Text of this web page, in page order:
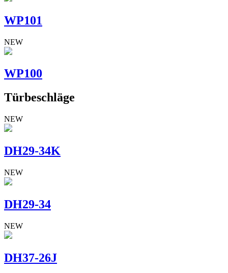
WP101
NEW
WP100
Türbeschläge
NEW
DH29-34K
NEW
DH29-34
NEW
DH37-26J